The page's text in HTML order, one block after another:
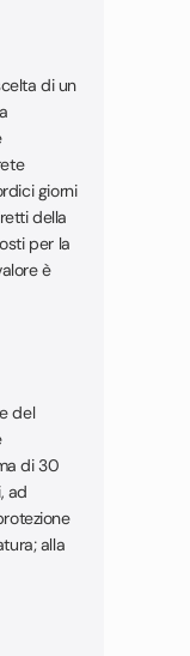
di un
giorni
della
per la
è
del
di 30
ad
alla